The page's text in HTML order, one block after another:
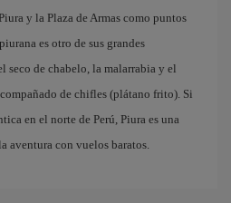
y la Plaza de Armas como puntos
es otro de sus grandes
seco de chabelo, la malarrabia y el
de chifles (plátano frito). Si
en el norte de Perú, Piura es una
aventura con vuelos baratos.